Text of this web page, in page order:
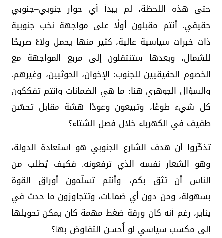
حتى هذه اللحظة، لم يبدأ أي حوار جنوبي–جنوبي
حقيقي. أنتم مقبلون أولًا على مواجهة نخب جنوبية
ذات خبرات سياسية عالية، كثير منها يحمل ولاءً صريحًا
للشمال، وبعدها ستنتقلون إلى مربع المواجهة مع
الخصوم الحقيقيين للجنوب: الإخوان، الحوثيين، وغيرهم.
والسؤال الجوهري هنا: ما هي الضمانات وأنتم تفككون
كل شيء طوعًا، وتبيعون وعودًا هشة مقابل تحسّن
طفيف في الكهرباء خلال فصل الشتاء؟
تذكّروا أن هدف الشارع الجنوبي هو استعادة الدولة،
وهو الشعار نفسه الذي ترفعونه. فكيف يُطلب من
الناس أن تثق بكم، وأنتم تسلّمون أوراق القوة
بسهولة، ومن دون أي ضمانات، وتتجاوزون ما حدث في
يناير، رغم أنه كان ورقة ضغط مهمة كان يمكن تحويلها
إلى مكسب سياسي لو أُحسن التفاوض بها؟